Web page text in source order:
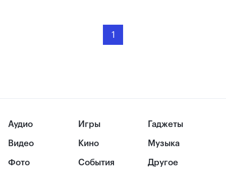
1
Аудио
Видео
Фото
Игры
Кино
События
Гаджеты
Музыка
Другое